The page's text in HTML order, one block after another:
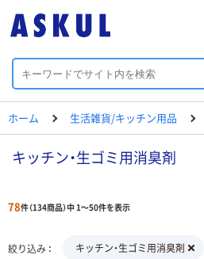
ホーム 生活雑貨/キッチン用品
キッチン・生ゴミ用消臭剤
78件（134商品）中 1～50件を表示
絞り込み キッチン・生ゴミ用消臭剤